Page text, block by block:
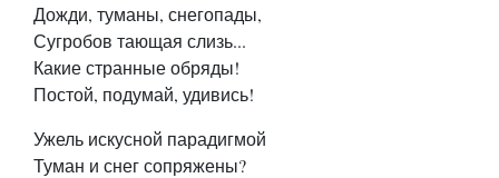
Дожди, туманы, снегопады,
Сугробов тающая слизь...
Какие странные обряды!
Постой, подумай, удивись!
Ужель искусной парадигмой
Туман и снег сопряжены?